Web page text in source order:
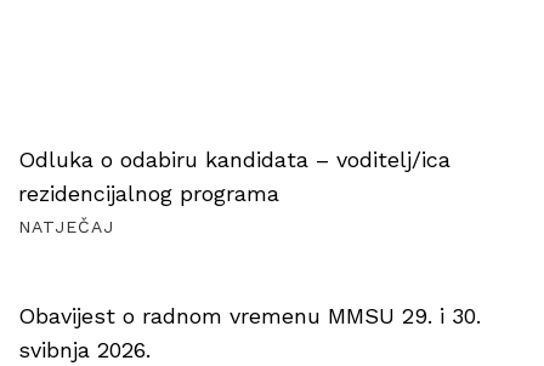
Odluka o odabiru kandidata – voditelj/ica
rezidencijalnog programa
NATJEČAJ
Obavijest o radnom vremenu MMSU 29. i 30.
svibnja 2026.